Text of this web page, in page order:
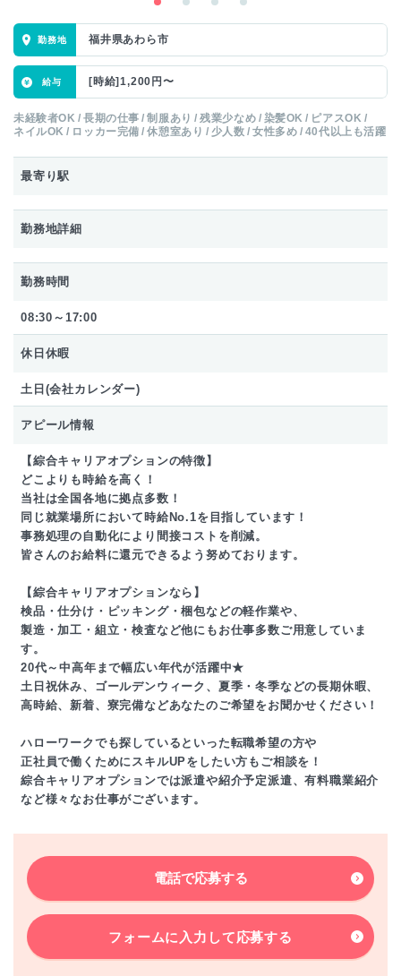
福井県あわら市
[時給]1,200円〜
未経験者OK 長期の仕事 制服あり 残業少なめ 染髪OK
ピアスOK
ネイルOK
ロッカー完備 休憩室あり 少人数 女性多め 40代以上も活躍
最寄り駅
勤務地詳細
勤務時間
08:30～17:00
休日休暇
土日(会社カレンダー)
アピール情報
【綜合キャリアオプションの特徴】
どこよりも時給を高く！
当社は全国各地に拠点多数！
同じ就業場所において時給No.1を目指しています！
事務処理の自動化により間接コストを削減。
皆さんのお給料に還元できるよう努めております。
【綜合キャリアオプションなら】
検品・仕分け・ピッキング・梱包などの軽作業や、
製造・加工・組立・検査など他にもお仕事多数ご用意していま
す。
20代～中高年まで幅広い年代が活躍中★
土日祝休み、ゴールデンウィーク、夏季・冬季などの長期休暇、
高時給、新着、寮完備などあなたのご希望をお聞かせください！
ハローワークでも探しているといった転職希望の方や
正社員で働くためにスキルUPをしたい方もご相談を！
綜合キャリアオプションでは派遣や紹介予定派遣、有料職業紹介
など様々なお仕事がございます。
電話で応募する
フォームに入力して応募する